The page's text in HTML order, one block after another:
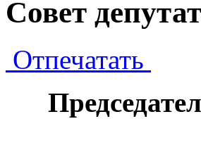
Совет
Отпечатать